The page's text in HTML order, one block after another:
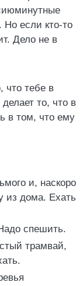
Но если кто-то
Дело не в
что тебе в
то, что в
в том, что ему
и, наскоро
из дома. Ехать
спешить.
трамвай,